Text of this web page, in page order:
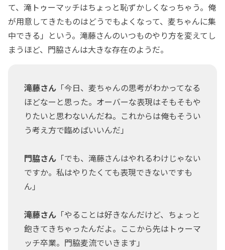
て、滝トゥーマッチはちょっと恥ずかしくなっちゃう。俺
が用意してきたものはどうでもよくなって、麦ちゃんに集
中できる」という。滝藤さんのいつものやり方を変えてし
まうほど、門脇さんは大きな存在のようだ。
滝藤さん 「今日、麦ちゃんの思考がわかってなる
ほどなーと思った。オーバーな表現はそもそもや
りたいと思わないんだね。これからは俺もそうい
う考え方で臨めばいいんだ」
門脇さん 「でも、滝藤さんはやれるわけじゃない
ですか。私はやりたくても表現できないですも
ん」
滝藤さん 「やることは好きなんだけど、ちょっと
飽きてきちゃったんだよ。ここから先はトゥーマ
ッチ卒業。門脇麦流でいきます」